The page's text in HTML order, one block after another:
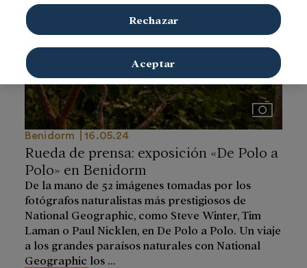
Imágenes
Benidorm 16.05.24
Rueda de prensa: exposición «De Polo a
Polo» en Benidorm
De la mano de 52 imágenes tomadas por los
fotógrafos naturalistas más prestigiosos de
National Geographic, como Steve Winter, Tim
Laman o Paul Nicklen, en De Polo a Polo. Un viaje
a los grandes paraísos naturales con National
Geographic los ...
Rechazar
Aceptar